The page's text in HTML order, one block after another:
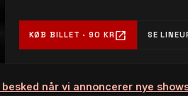
KØB BILLET · 90 KR open_in_new SE
besked når vi annoncerer nye